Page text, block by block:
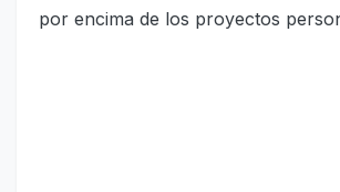
por encima de los proyectos